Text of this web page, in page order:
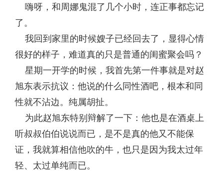
嗨呀，和周娜鬼混了几个小时，连正事都忘记
了。
我回到家里的时候嫂子已经回去了，显得心情
很好的样子，难道真的只是普通的闺蜜聚会吗？
星期一开学的时候，我首先第一件事就是对赵
旭东表示抗议：他说的什么同性酒吧，根本和同
性就不沾边。纯属胡扯。
为此赵旭东特别辩解了一下：他也是在酒桌上
听叔叔伯伯说说而已，是不是真的他又不能保
证，我就算相信他吹的牛，也只是因为我太过年
轻、太过单纯而已。